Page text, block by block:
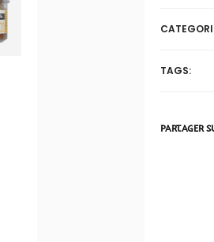
TAGS:
PARTAGER